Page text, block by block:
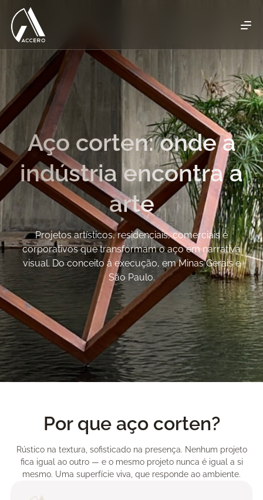
Aço corten: onde a
indústria encontra a
arte
Projetos artísticos, residenciais, comerciais e
corporativos que transformam o aço em narrativa
visual. Do conceito à execução, em Minas Gerais e
São Paulo.
Por que aço corten?
Rústico na textura, sofisticado na presença. Nenhum projeto
fica igual ao outro — e o mesmo projeto nunca é igual a si
mesmo. Uma superfície viva, que responde ao ambiente.